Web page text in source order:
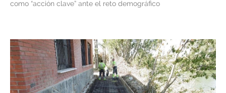
como “acción clave” ante el reto demográfico